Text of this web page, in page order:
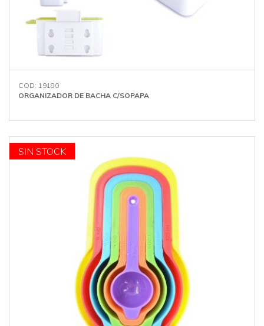
COD: 19180
ORGANIZADOR DE BACHA C/SOPAPA
SIN STOCK